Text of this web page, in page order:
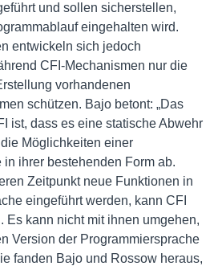
und sollen sicherstellen,
eingehalten wird.
entwickeln sich jedoch
CFI-Mechanismen nur die
vorhandenen
schützen. Bajo betont: „Das
ist, dass es eine statische Abwehr
Möglichkeiten einer
in ihrer bestehenden Form ab.
Zeitpunkt neue Funktionen in
eingeführt werden, kann CFI
Es kann nicht mit ihnen umgehen,
Version der Programmiersprache
fanden Bajo und Rossow heraus,